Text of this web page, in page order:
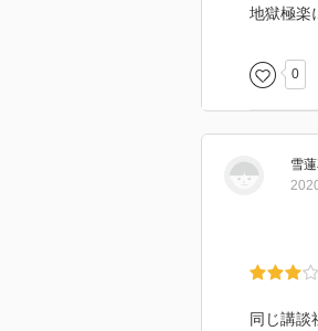
地獄極楽
0
雪
同じ講談